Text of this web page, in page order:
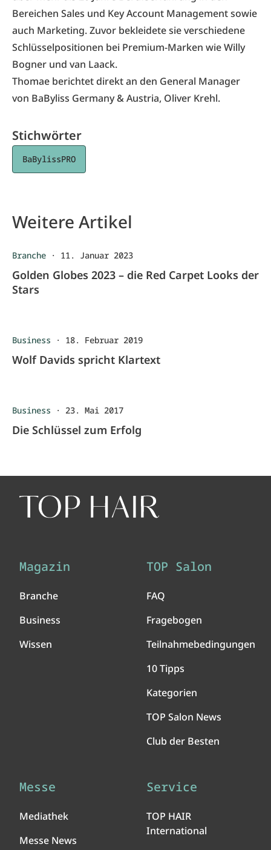
Bereichen Sales und Key Account Management sowie
auch Marketing. Zuvor bekleidete sie verschiedene
Schlüsselpositionen bei Premium-Marken wie Willy
Bogner und van Laack.
Thomae berichtet direkt an den General Manager
von BaByliss Germany & Austria, Oliver Krehl.
Stichwörter
BaBylissPRO
Weitere Artikel
Branche · 11. Januar 2023
Golden Globes 2023 – die Red Carpet Looks der
Stars
Business · 18. Februar 2019
Wolf Davids spricht Klartext
Business · 23. Mai 2017
Die Schlüssel zum Erfolg
Magazin
Branche
Business
Wissen
TOP Salon
FAQ
Fragebogen
Teilnahmebedingungen
10 Tipps
Kategorien
TOP Salon News
Club der Besten
Messe
Mediathek
Messe News
Service
TOP HAIR
International